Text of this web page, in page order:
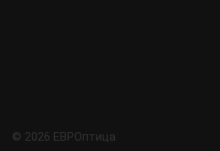
© 2026 ЕВРОптица